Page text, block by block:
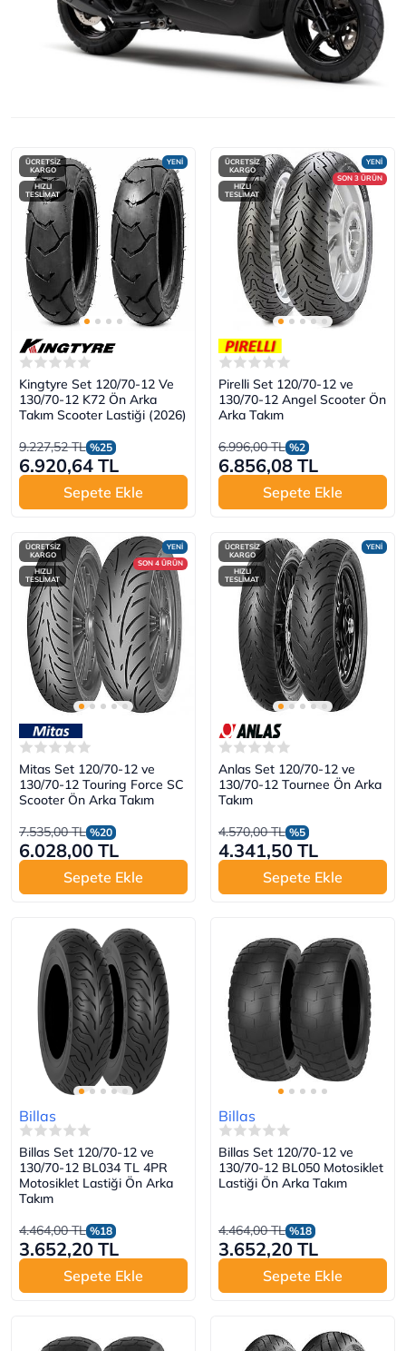
YENİ
ÜCRETSİZ
KARGO
HIZLI
TESLİMAT
Kingtyre Set 120/70-12 Ve
130/70-12 K72 Ön Arka
Takım Scooter Lastiği (2026)
9.227,52 TL %25
6.920,64 TL
Sepete Ekle
YENİ
SON 3 ÜRÜN
ÜCRETSİZ
KARGO
HIZLI
TESLİMAT
Pirelli Set 120/70-12 ve
130/70-12 Angel Scooter Ön
Arka Takım
6.996,00 TL %2
6.856,08 TL
Sepete Ekle
YENİ
SON 4 ÜRÜN
ÜCRETSİZ
KARGO
HIZLI
TESLİMAT
Mitas Set 120/70-12 ve
130/70-12 Touring Force SC
Scooter Ön Arka Takım
7.535,00 TL %20
6.028,00 TL
Sepete Ekle
YENİ
ÜCRETSİZ
KARGO
HIZLI
TESLİMAT
Anlas Set 120/70-12 ve
130/70-12 Tournee Ön Arka
Takım
4.570,00 TL %5
4.341,50 TL
Sepete Ekle
Billas
Billas Set 120/70-12 ve
130/70-12 BL034 TL 4PR
Motosiklet Lastiği Ön Arka
Takım
4.464,00 TL %18
3.652,20 TL
Sepete Ekle
Billas
Billas Set 120/70-12 ve
130/70-12 BL050 Motosiklet
Lastiği Ön Arka Takım
4.464,00 TL %18
3.652,20 TL
Sepete Ekle